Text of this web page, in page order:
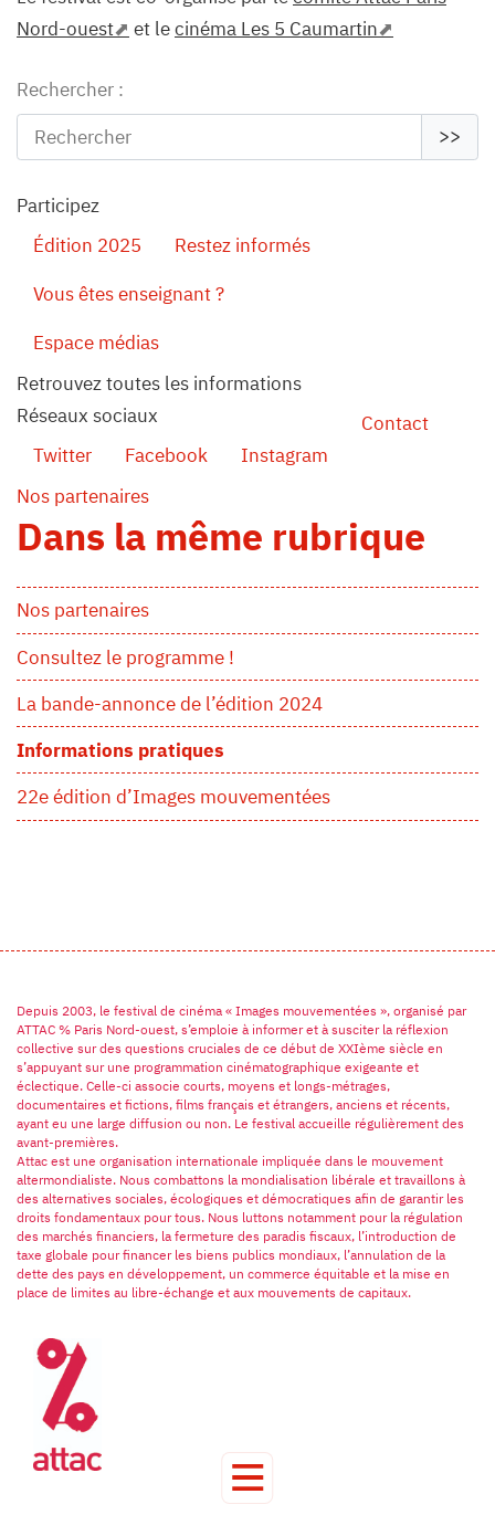
Nord-ouest
et lecinéma Les 5 Caumartin
Rechercher :
>>
Participez
Édition 2025
Restez informés
Vous êtes enseignant ?
Espace médias
Retrouvez toutes les informations
Réseaux sociaux
Twitter
Facebook Instagram
Contact
Nos partenaires
Dans la même rubrique
Nos partenaires
Consultez le programme !
La bande-annonce de l’édition 2024
Informations pratiques
22e édition d’Images mouvementées
Depuis 2003, le festival de cinéma « Images mouvementées », organisé par
ATTAC % Paris Nord-ouest, s’emploie à informer et à susciter la réflexion
collective sur des questions cruciales de ce début de XXIème siècle en
s’appuyant sur une programmation cinématographique exigeante et
éclectique. Celle-ci associe courts, moyens et longs-métrages,
documentaires et fictions, films français et étrangers, anciens et récents,
ayant eu une large diffusion ou non. Le festival accueille régulièrement des
avant-premières.
Attac est une organisation internationale impliquée dans le mouvement
altermondialiste. Nous combattons la mondialisation libérale et travaillons à
des alternatives sociales, écologiques et démocratiques afin de garantir les
droits fondamentaux pour tous. Nous luttons notamment pour la régulation
des marchés financiers, la fermeture des paradis fiscaux, l’introduction de
taxe globale pour financer les biens publics mondiaux, l’annulation de la
dette des pays en développement, un commerce équitable et la mise en
place de limites au libre-échange et aux mouvements de capitaux.